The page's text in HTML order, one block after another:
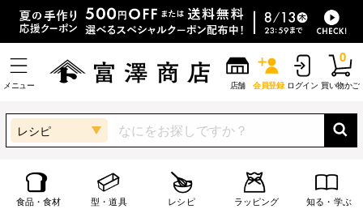
メニュー 店舗 会員登録 ログイン 買い物かご
0
レシピ
食品・食材 型・道具 レシピ ラッピング 知る・学ぶ